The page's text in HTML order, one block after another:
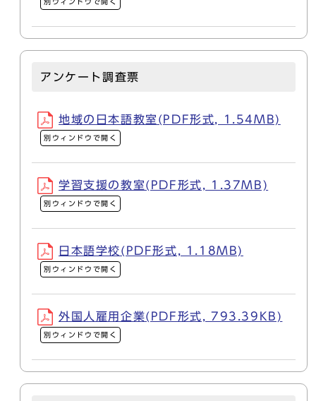
別ウィンドウで開く
アンケート調査票
地域の日本語教室(PDF形式, 1.54MB)
別ウィンドウで開く
学習支援の教室(PDF形式, 1.37MB)
別ウィンドウで開く
日本語学校(PDF形式, 1.18MB)
別ウィンドウで開く
外国人雇用企業(PDF形式, 793.39KB)
別ウィンドウで開く